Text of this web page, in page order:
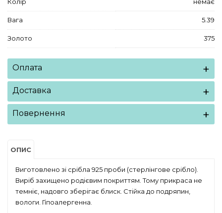
Вага 5.39
Золото 375
Оплата
Доставка
Повернення
ОПИС
Виготовлено зі срібла 925 проби (стерлінгове срібло).
Виріб захищено родієвим покриттям. Тому прикраса не
темніє, надовго зберігає блиск. Стійка до подряпин,
вологи. Гіпоалергенна.